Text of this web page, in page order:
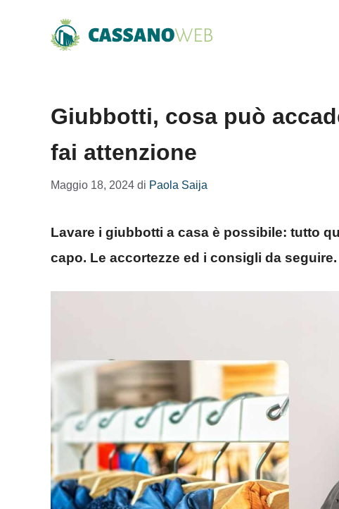
Giubbotti, cosa può
fai attenzione
Maggio 18, 2024 di Paola Saija
Lavare i giubbotti a casa è possibile: tutto
capo. Le accortezze ed i consigli da seguire.